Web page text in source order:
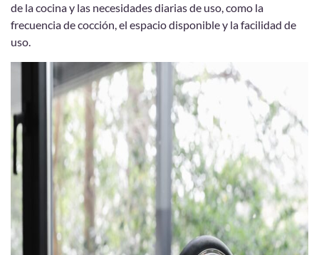
de la cocina y las necesidades diarias de uso, como la
frecuencia de cocción, el espacio disponible y la facilidad de
uso.